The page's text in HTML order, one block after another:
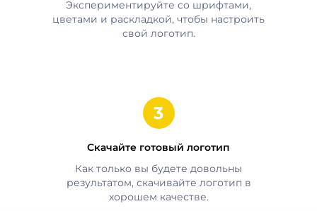
Экспериментируйте со шрифтами,
цветами и раскладкой, чтобы настроить
свой логотип.
Скачайте готовый логотип
Как только вы будете довольны
результатом, скачивайте логотип в
хорошем качестве.